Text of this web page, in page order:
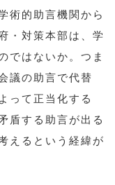
術的助言機関から
・対策本部は、学
ではないか。つま
議の助言で代替
って正当化する
盾する助言が出る
えるという経緯が